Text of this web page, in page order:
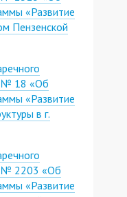
«Развитие
Пензенской
№ 18 «Об
«Развитие
в г.
№ 2203 «Об
«Развитие